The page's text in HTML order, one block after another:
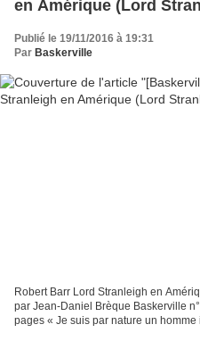
en Amérique (Lord
Publié le 19/11/2016 à 19:31
Par Baskerville
Robert Barr Lord Stranleigh en
par Jean-Daniel Brèque Baskerville
pages « Je suis par nature un